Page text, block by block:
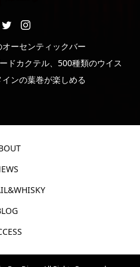
ーセンティックバー
ドカクテル、500種類のウイス
ンの葉巻が楽しめる